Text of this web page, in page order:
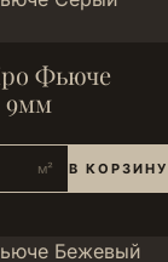
Фьюче
9мм
м² В КОРЗИНУ